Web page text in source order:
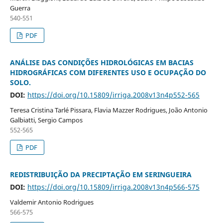
Guerra
540-551
PDF
ANÁLISE DAS CONDIÇÕES HIDROLÓGICAS EM BACIAS
HIDROGRÁFICAS COM DIFERENTES USO E OCUPAÇÃO DO
SOLO.
DOI: https://doi.org/10.15809/irriga.2008v13n4p552-565
Teresa Cristina Tarlé Pissara, Flavia Mazzer Rodrigues, João Antonio
Galbiatti, Sergio Campos
552-565
PDF
REDISTRIBUIÇÃO DA PRECIPTAÇÃO EM SERINGUEIRA
DOI: https://doi.org/10.15809/irriga.2008v13n4p566-575
Valdemir Antonio Rodrigues
566-575